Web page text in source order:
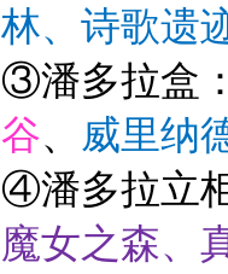
林、诗歌遗
③潘多拉盒
谷、 威里纳
④潘多拉立
魔女之森、